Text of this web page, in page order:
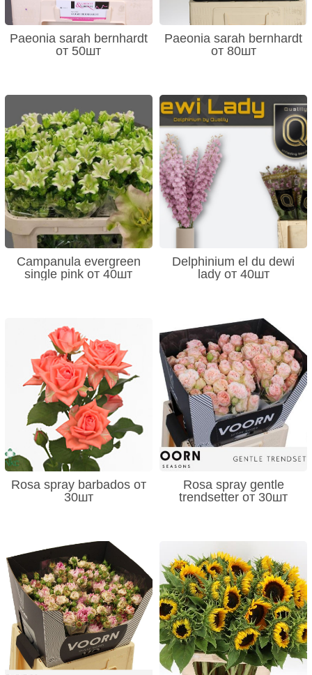
Paeonia sarah bernhardt
от 50шт
Paeonia sarah bernhardt
от 80шт
Campanula evergreen
single pink от 40шт
Delphinium el du dewi
lady от 40шт
Rosa spray barbados от
30шт
Rosa spray gentle
trendsetter от 30шт